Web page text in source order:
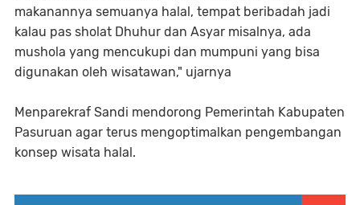
makanannya semuanya halal, tempat beribadah jadi
kalau pas sholat Dhuhur dan Asyar misalnya, ada
mushola yang mencukupi dan mumpuni yang bisa
digunakan oleh wisatawan," ujarnya
Menparekraf Sandi mendorong Pemerintah Kabupaten
Pasuruan agar terus mengoptimalkan pengembangan
konsep wisata halal.